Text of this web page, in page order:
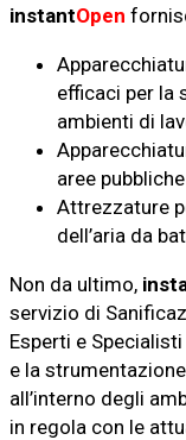
instantOpen
efficaci per la
ambienti di
aree pubbliche
Attrezzature
dell’aria da
Non da ultimo,
servizio di
Esperti e
e la
all’interno degli
in regola con le